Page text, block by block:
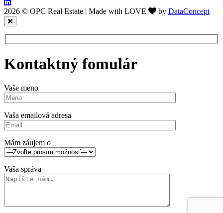
2026 © OPC Real Estate | Made with LOVE by DataConcept
Kontaktný fomulár
Vaše meno
Vaša emailová adresa
Mám záujem o
Vaša správa